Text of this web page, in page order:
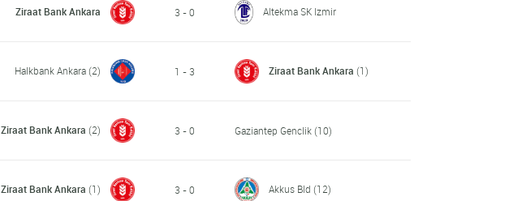
Ziraat Bank Ankara 3 - 0 Altekma SK Izmir
Halkbank Ankara(2) 1 - 3 Ziraat Bank Ankara (1)
Ziraat Bank Ankara (2) 3 - 0 Gaziantep Genclik(10)
Ziraat Bank Ankara (1) 3 - 0 Akkus Bld (12)